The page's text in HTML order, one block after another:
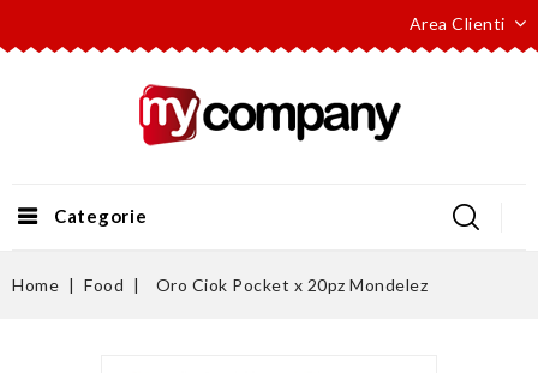
Area Clienti
Categorie
Home Food Oro Ciok Pocket x 20pz Mondelez